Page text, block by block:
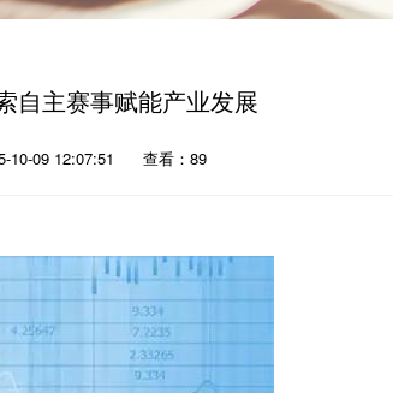
自主赛事赋能产业发展
10-09 12:07:51 查看：89